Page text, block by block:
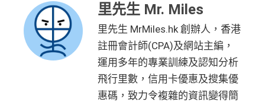
里先生 Mr. Miles
里先生 MrMiles.hk 創辦人，香港
註冊會計師(CPA)及網站主編，
運用多年的專業訓練及認知分析
飛行里數，信用卡優惠及搜集優
惠碼，致力令複雜的資訊變得簡